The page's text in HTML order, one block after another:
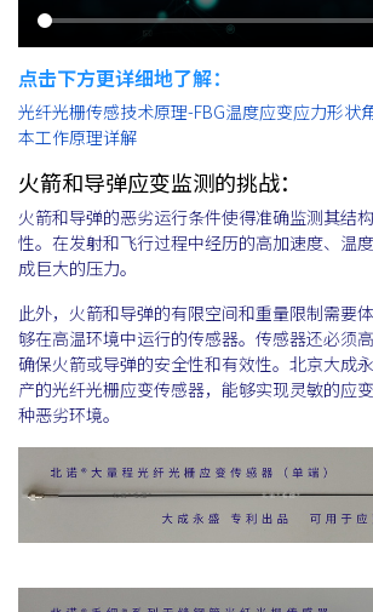
点击下方更详细地了解：
光纤光栅传感技术原理-FBG温度应变应力形状
本工作原理详解
火箭和导弹应变监测的挑战：
火箭和导弹的恶劣运行条件使得准确监测其结
性。在发射和飞行过程中经历的高加速度、温
成巨大的压力。
此外，火箭和导弹的有限空间和重量限制需要
够在高温环境中运行的传感器。传感器还必须
确保火箭或导弹的安全性和有效性。北京大成
产的光纤光栅应变传感器，能够实现灵敏的应
种恶劣环境。